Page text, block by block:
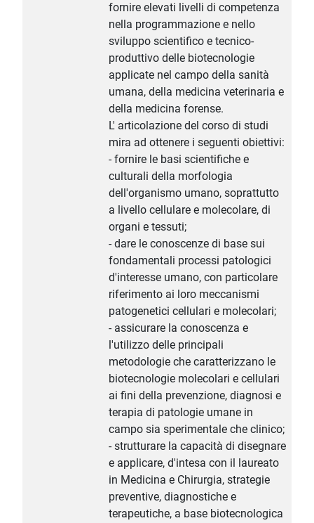
fornire elevati livelli di competenza
nella programmazione e nello
sviluppo scientifico e tecnico-
produttivo delle biotecnologie
applicate nel campo della sanità
umana, della medicina veterinaria e
della medicina forense.
L' articolazione del corso di studi
mira ad ottenere i seguenti obiettivi:
- fornire le basi scientifiche e
culturali della morfologia
dell'organismo umano, soprattutto
a livello cellulare e molecolare, di
organi e tessuti;
- dare le conoscenze di base sui
fondamentali processi patologici
d'interesse umano, con particolare
riferimento ai loro meccanismi
patogenetici cellulari e molecolari;
- assicurare la conoscenza e
l'utilizzo delle principali
metodologie che caratterizzano le
biotecnologie molecolari e cellulari
ai fini della prevenzione, diagnosi e
terapia di patologie umane in
campo sia sperimentale che clinico;
- strutturare la capacità di disegnare
e applicare, d'intesa con il laureato
in Medicina e Chirurgia, strategie
preventive, diagnostiche e
terapeutiche, a base biotecnologica